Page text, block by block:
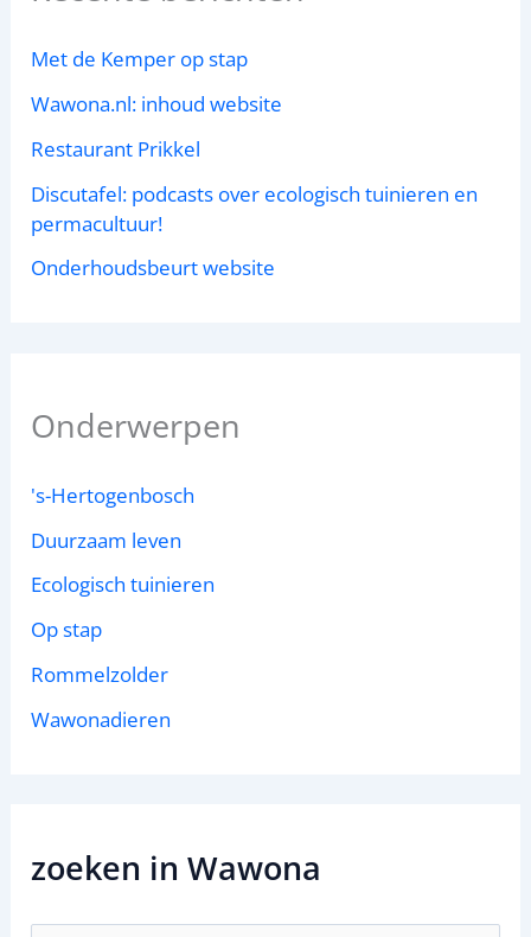
Met de Kemper op stap
Wawona.nl: inhoud website
Restaurant Prikkel
Discutafel: podcasts over ecologisch tuinieren en
permacultuur!
Onderhoudsbeurt website
Onderwerpen
's-Hertogenbosch
Duurzaam leven
Ecologisch tuinieren
Op stap
Rommelzolder
Wawonadieren
zoeken in Wawona